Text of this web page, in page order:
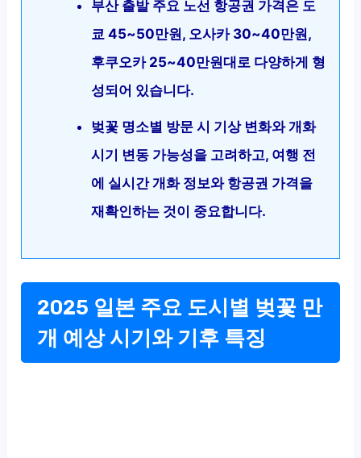
부산 출발 주요 노선 항공권 가격은 도
쿄 45~50만원, 오사카 30~40만원,
후쿠오카 25~40만원대로 다양하게 형
성되어 있습니다.
벚꽃 명소별 방문 시 기상 변화와 개화
시기 변동 가능성을 고려하고, 여행 전
에 실시간 개화 정보와 항공권 가격을
재확인하는 것이 중요합니다.
2025 일본 주요 도시별 벚꽃 만
개 예상 시기와 기후 특징